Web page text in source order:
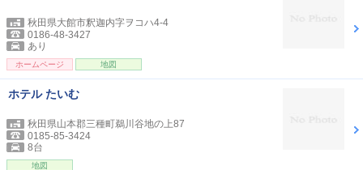
秋田県大館市釈迦内字ヲコハ4-4
0186-48-3427
あり
ホームページ 地図
ホテル たいむ
秋田県山本郡三種町鵜川谷地の上87
0185-85-3424
8台
地図